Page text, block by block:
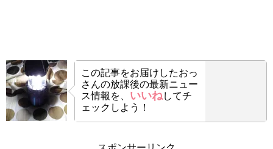
この記事をお届けしたおっ
さんの放課後の最新ニュー
ス情報を、 いいねしてチ
ェックしよう！